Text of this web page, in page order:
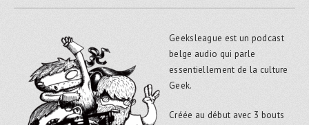
Geeksleague est un podcast
belge audio qui parle
essentiellement de la culture
Geek.
Créée au début avec 3 bouts